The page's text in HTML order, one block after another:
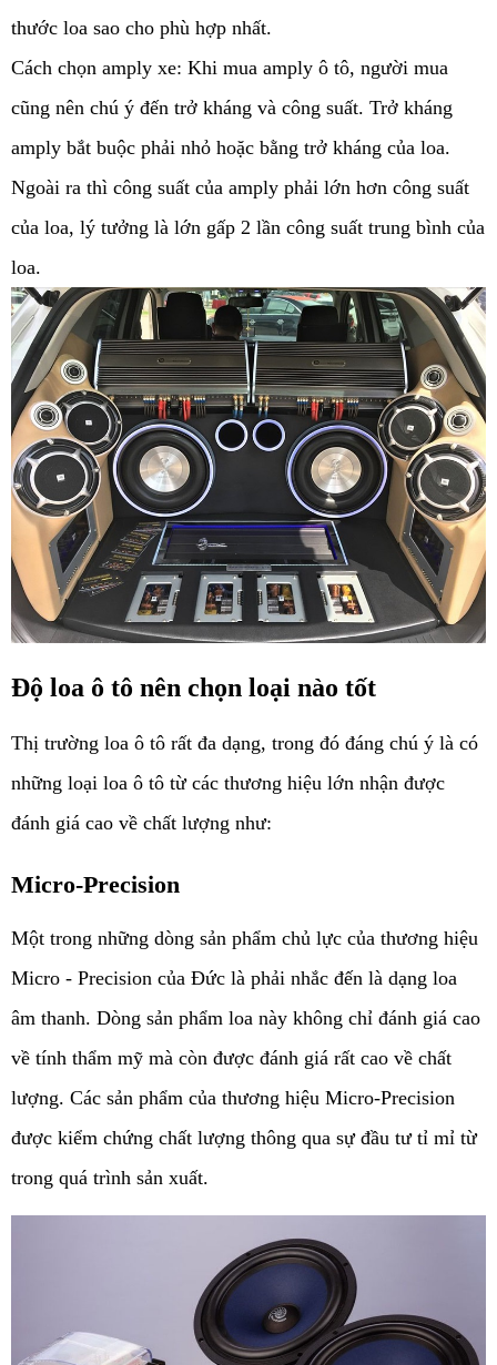
thước loa sao cho phù hợp nhất.
Cách chọn amply xe: Khi mua amply ô tô, người mua
cũng nên chú ý đến trở kháng và công suất. Trở kháng
amply bắt buộc phải nhỏ hoặc bằng trở kháng của loa.
Ngoài ra thì công suất của amply phải lớn hơn công suất
của loa, lý tưởng là lớn gấp 2 lần công suất trung bình của
loa.
Độ loa ô tô nên chọn loại nào tốt
Thị trường loa ô tô rất đa dạng, trong đó đáng chú ý là có
những loại loa ô tô từ các thương hiệu lớn nhận được
đánh giá cao về chất lượng như:
Micro-Precision
Một trong những dòng sản phẩm chủ lực của thương hiệu
Micro - Precision của Đức là phải nhắc đến là dạng loa
âm thanh. Dòng sản phẩm loa này không chỉ đánh giá cao
về tính thẩm mỹ mà còn được đánh giá rất cao về chất
lượng. Các sản phẩm của thương hiệu Micro-Precision
được kiểm chứng chất lượng thông qua sự đầu tư tỉ mỉ từ
trong quá trình sản xuất.